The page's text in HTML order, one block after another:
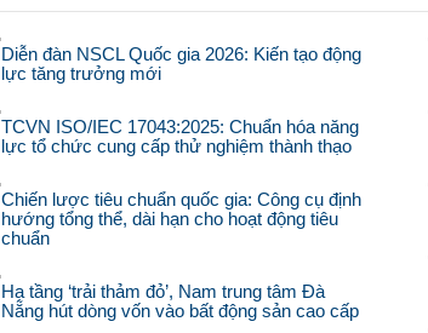
Diễn đàn NSCL Quốc gia 2026: Kiến tạo động
lực tăng trưởng mới
TCVN ISO/IEC 17043:2025: Chuẩn hóa năng
lực tổ chức cung cấp thử nghiệm thành thạo
Chiến lược tiêu chuẩn quốc gia: Công cụ định
hướng tổng thể, dài hạn cho hoạt động tiêu
chuẩn
Hạ tầng ‘trải thảm đỏ’, Nam trung tâm Đà
Nẵng hút dòng vốn vào bất động sản cao cấp